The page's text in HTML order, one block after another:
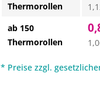
Thermorollen
ab 150
Thermorollen
* Preise zzgl.